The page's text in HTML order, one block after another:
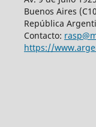
Buenos Aires
República
Contacto:
https://